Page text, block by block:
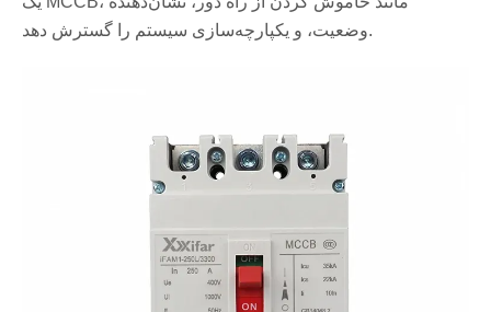
وضعیت، و یکپارچه‌سازی سیستم را گسترش دهد.